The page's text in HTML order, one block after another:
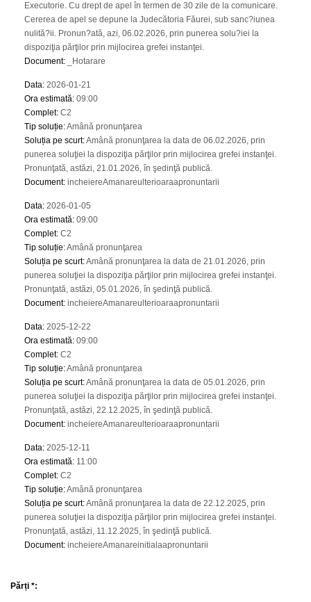
Executorie. Cu drept de apel în termen de 30 zile de la comunicare.
Cererea de apel se depune la Judecătoria Făurei, sub sanc?iunea
nulită?ii. Pronun?ată, azi, 06.02.2026, prin punerea solu?iei la
dispoziţia părţilor prin mijlocirea grefei instanţei.
Document: _Hotarare
Data: 2026-01-21
Ora estimată: 09:00
Complet: C2
Tip soluție:Amână pronunţarea
Soluția pe scurt:Amână pronunţarea la data de 06.02.2026, prin
punerea soluţiei la dispoziţia părţilor prin mijlocirea grefei instanţei.
Pronunţată, astăzi, 21.01.2026, în şedinţă publică.
Document: incheiereAmanareulterioaraapronuntarii
Data: 2026-01-05
Ora estimată: 09:00
Complet: C2
Tip soluție:Amână pronunţarea
Soluția pe scurt:Amână pronunţarea la data de 21.01.2026, prin
punerea soluţiei la dispoziţia părţilor prin mijlocirea grefei instanţei.
Pronunţată, astăzi, 05.01.2026, în şedinţă publică.
Document: incheiereAmanareulterioaraapronuntarii
Data: 2025-12-22
Ora estimată: 09:00
Complet: C2
Tip soluție:Amână pronunţarea
Soluția pe scurt:Amână pronunţarea la data de 05.01.2026, prin
punerea soluţiei la dispoziţia părţilor prin mijlocirea grefei instanţei.
Pronunţată, astăzi, 22.12.2025, în şedinţă publică.
Document: incheiereAmanareulterioaraapronuntarii
Data: 2025-12-11
Ora estimată: 11:00
Complet: C2
Tip soluție:Amână pronunţarea
Soluția pe scurt:Amână pronunţarea la data de 22.12.2025, prin
punerea soluţiei la dispoziţia părţilor prin mijlocirea grefei instanţei.
Pronunţată, astăzi, 11.12.2025, în şedinţă publică.
Document: incheiereAmanareinitialaapronuntarii
Părți *: